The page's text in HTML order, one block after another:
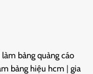
làm bảng quảng cáo
bảng hiệu hcm | gia